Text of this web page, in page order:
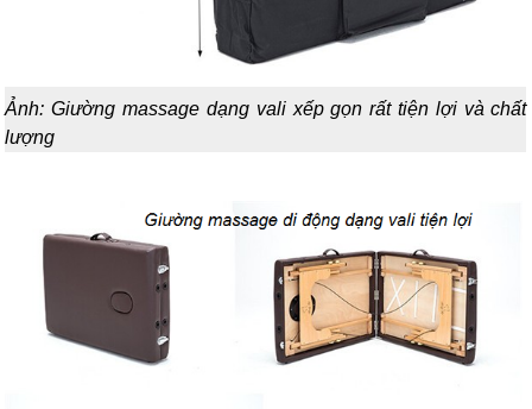
Ảnh: Giường massage dạng vali xếp gọn rất tiện lợi và chất
lượng